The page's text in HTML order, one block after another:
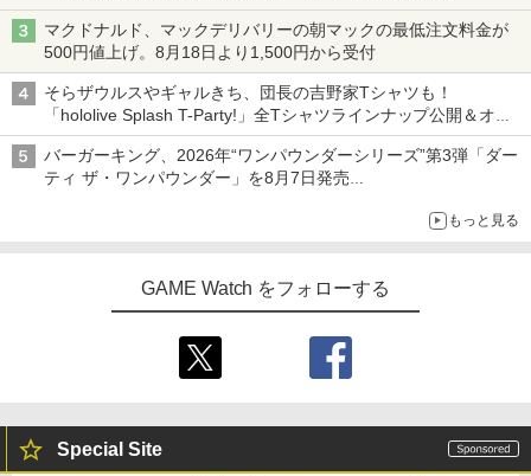
マクドナルド、マックデリバリーの朝マックの最低注文料金が
500円値上げ。8月18日より1,500円から受付
そらザウルスやギャルきち、団長の吉野家Tシャツも！
「hololive Splash T-Party!」全Tシャツラインナップ公開＆オン
ライン販売開始
バーガーキング、2026年“ワンパウンダーシリーズ”第3弾「ダー
ティ ザ・ワンパウンダー」を8月7日発売
もっと見る
GAME Watch をフォローする
Special Site